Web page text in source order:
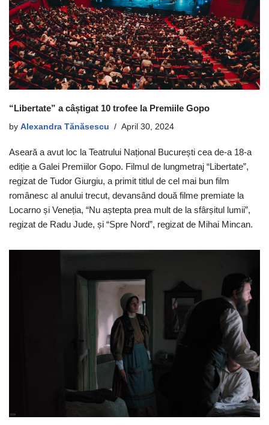
“Libertate” a câștigat 10 trofee la Premiile Gopo
by Alexandra Tănăsescu April 30, 2024
Aseară a avut loc la Teatrului Național București cea de-a 18-a
ediție a Galei Premiilor Gopo. Filmul de lungmetraj “Libertate”,
regizat de Tudor Giurgiu, a primit titlul de cel mai bun film
românesc al anului trecut, devansând două filme premiate la
Locarno și Veneția, “Nu aștepta prea mult de la sfârșitul lumii”,
regizat de Radu Jude, și “Spre Nord”, regizat de Mihai Mincan.